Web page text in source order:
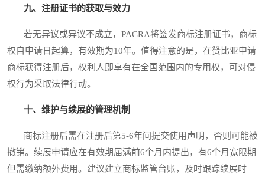
九、注册证书的获取与效力
若无异议或异议不成立，PACRA将签发商标注册证书，商标
权自申请日起算，有效期为10年。值得注意的是，在赞比亚申请
商标获得注册后，权利人即享有在全国范围内的专用权，可对侵
权行为采取法律行动。
十、维护与续展的管理机制
商标注册后需在注册后第5-6年间提交使用声明，否则可能被
撤销。续展申请应在有效期届满前6个月内提出，有6个月宽限期
但需缴纳额外费用。建议建立商标监管台账，及时跟踪续展时